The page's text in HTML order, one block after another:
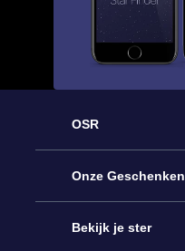
OSR
Service
Contact
Onze Geschenken
Online Star Gift
Bekijk je ster